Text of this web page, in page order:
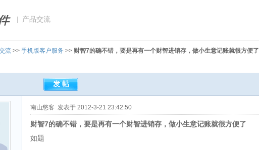
| 产品交流
流 >> 手机版客户服务 >> 财智7的确不错，要是再有一个财智进销存，做小生意记账就很方便了
南山悠客 发表于 2012-3-21 23:42:50
财智7的确不错，要是再有一个财智进销存，做小生意记账就很方便了
如题